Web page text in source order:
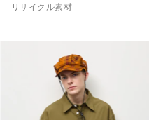
リサイクル素材